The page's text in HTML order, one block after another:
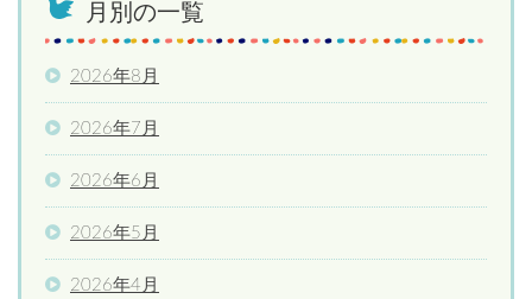
月別の一覧
2026年8月
2026年7月
2026年6月
2026年5月
2026年4月